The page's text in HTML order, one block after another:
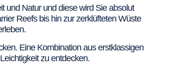
und Natur und diese wird Sie absolut
Reefs bis hin zur zerklüfteten Wüste
Eine Kombination aus erstklassigen
zu entdecken.